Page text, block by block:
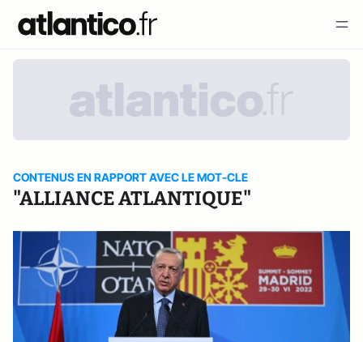
CONTENUS EN RAPPORT AVEC LE MOT-CLE
"ALLIANCE ATLANTIQUE"